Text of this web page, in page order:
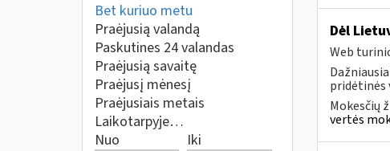
Bet kuriuo metu
Praėjusią valandą
Paskutines 24 valandas
Praėjusią savaitę
Praėjusį mėnesį
Praėjusiais metais
Laikotarpyje…
Nuo
Iki
Dėl
Web
pridėtinės
Mokesčių
vertės